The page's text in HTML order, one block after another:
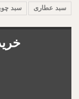
سبد عطاری
سبد